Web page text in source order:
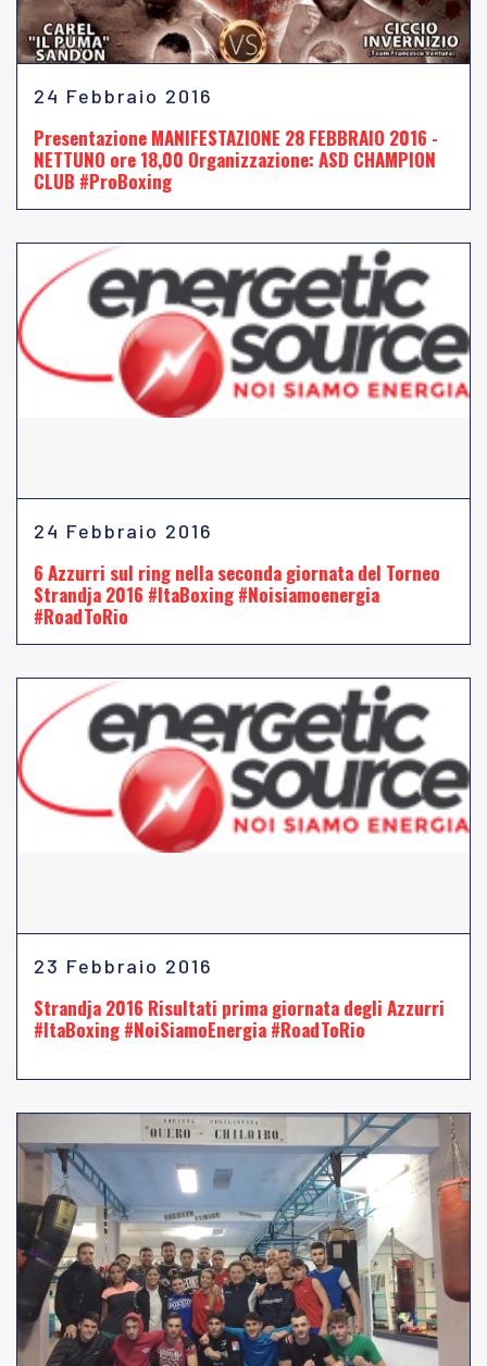
24 Febbraio 2016
Presentazione MANIFESTAZIONE 28 FEBBRAIO 2016 -
NETTUNO ore 18,00 Organizzazione: ASD CHAMPION
CLUB #ProBoxing
24 Febbraio 2016
6 Azzurri sul ring nella seconda giornata del Torneo
Strandja 2016 #ItaBoxing #Noisiamoenergia
#RoadToRio
23 Febbraio 2016
Strandja 2016 Risultati prima giornata degli Azzurri
#ItaBoxing #NoiSiamoEnergia #RoadToRio